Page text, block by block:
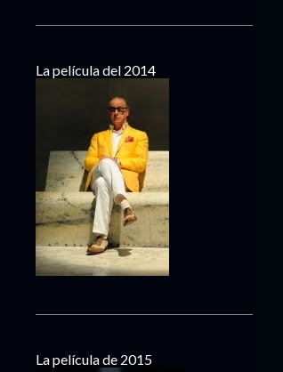
La película del 2014
La película de 2015